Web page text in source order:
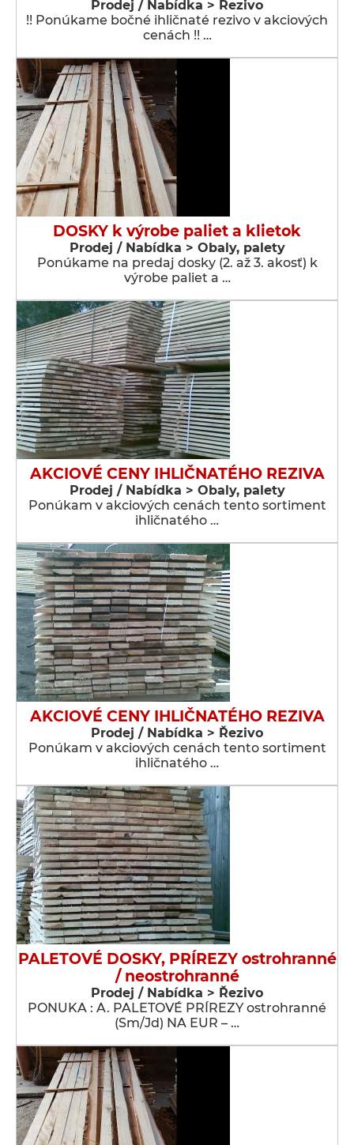
Prodej / Nabídka > Řezivo
!! Ponúkame bočné ihličnaté rezivo v akciových
cenách !! …
DOSKY k výrobe paliet a klietok
Prodej / Nabídka > Obaly, palety
Ponúkame na predaj dosky (2. až 3. akosť) k
výrobe paliet a …
AKCIOVÉ CENY IHLIČNATÉHO REZIVA
Prodej / Nabídka > Obaly, palety
Ponúkam v akciových cenách tento sortiment
ihličnatého …
AKCIOVÉ CENY IHLIČNATÉHO REZIVA
Prodej / Nabídka > Řezivo
Ponúkam v akciových cenách tento sortiment
ihličnatého …
PALETOVÉ DOSKY, PRÍREZY ostrohranné
/ neostrohranné
Prodej / Nabídka > Řezivo
PONUKA : A. PALETOVÉ PRÍREZY ostrohranné
(Sm/Jd) NA EUR – …